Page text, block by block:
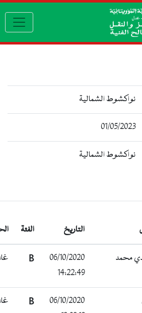
الشمالية
01/05/
الشمالية
التاريخ الحالة
06/10/2020
14:22:49
B غائب
06/10/2020
B غائب